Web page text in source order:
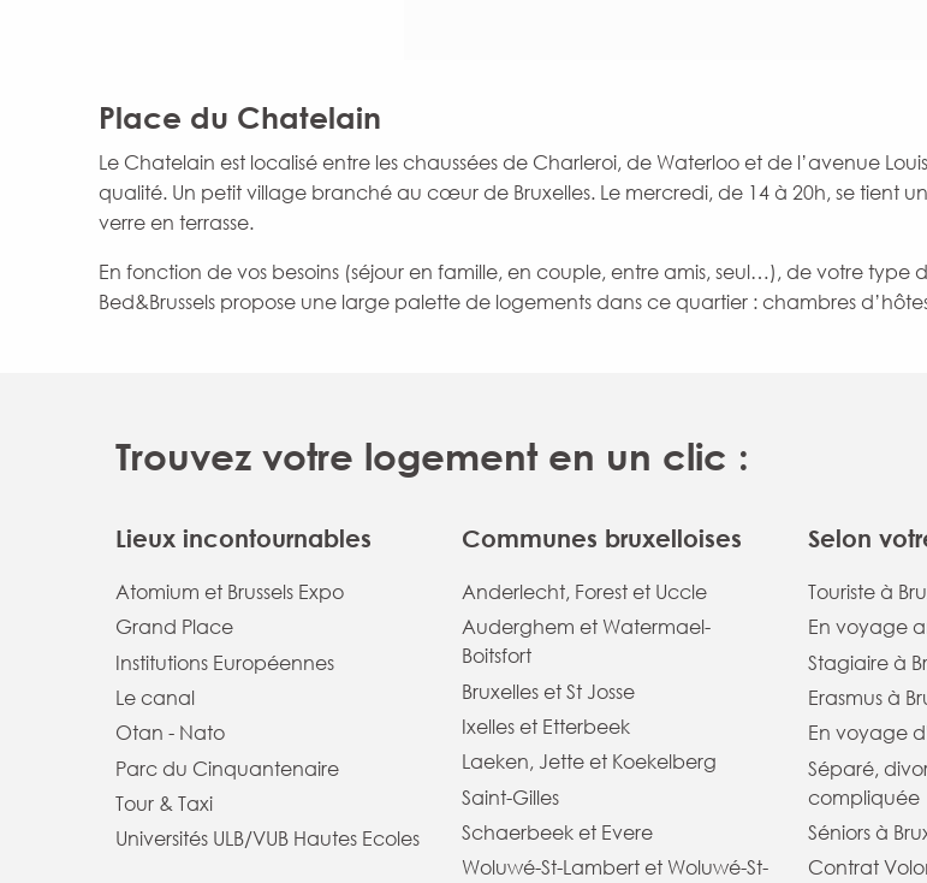
Place du Chatelain
Le Chatelain est localisé entre les chaussées de Charleroi, de Waterloo et de l’avenue
qualité. Un petit village branché au cœur de Bruxelles. Le mercredi, de 14 à 20h, se tient
verre en terrasse.
En fonction de vos besoins (séjour en famille, en couple, entre amis, seul…), de votre
Bed&Brussels propose une large palette de logements dans ce quartier : chambres
Trouvez votre logement en un clic :
Lieux incontournables
Atomium et Brussels Expo
Grand Place
Institutions Européennes
Le canal
Otan - Nato
Parc du Cinquantenaire
Tour & Taxi
Universités ULB/VUB Hautes Ecoles
Communes bruxelloises
Anderlecht, Forest et Uccle
Auderghem et Watermael-
Boitsfort
Bruxelles et St Josse
Ixelles et Etterbeek
Laeken, Jette et Koekelberg
Saint-Gilles
Schaerbeek et Evere
Woluwé-St-Lambert et Woluwé-St-
Selon
Touriste à
En voyage
Stagiaire à
Erasmus à
En voyage
Séparé,
compliquée
Séniors à
Contrat